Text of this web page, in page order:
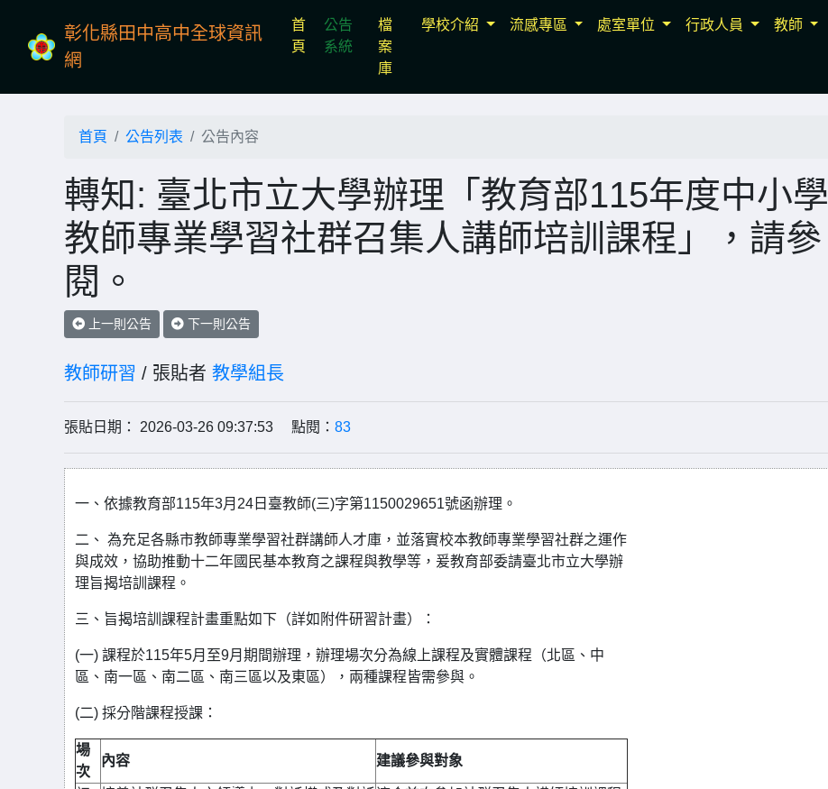
彰化縣田中高中全球資訊
網
首
頁 (current)
公告
系統
檔
案
庫
學校介紹 流感專區 處室單位 行政人員 教師
首頁 公告列表 公告內容
轉知: 臺北市立大學辦理「教育部115年度中小學
教師專業學習社群召集人講師培訓課程」，請參
閱。
上一則公告 下一則公告
教師研習 / 張貼者 教學組長
張貼日期： 2026-03-26 09:37:53 點閱： 83
一、依據教育部115年3月24日臺教師(三)字第1150029651號函辦理。
二、 為充足各縣市教師專業學習社群講師人才庫，並落實校本教師專業學習社群之運作
與成效，協助推動十二年國民基本教育之課程與教學等，爰教育部委請臺北市立大學辦
理旨揭培訓課程。
三、旨揭培訓課程計畫重點如下（詳如附件研習計畫）：
(一) 課程於115年5月至9月期間辦理，辦理場次分為線上課程及實體課程（北區、中
區、南一區、南二區、南三區以及東區），兩種課程皆需參與。
(二) 採分階課程授課：
場
次
內容 建議參與對象